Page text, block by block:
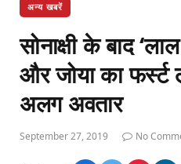
अन्य खबरें
सोनाक्षी के बाद
और जोया का फर्स्ट
अलग अवतार
September 27, 2019 No